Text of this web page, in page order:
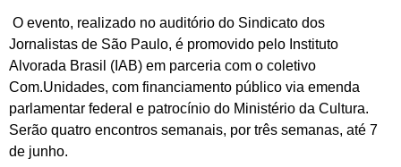
O evento, realizado no auditório do Sindicato dos
Jornalistas de São Paulo, é promovido pelo Instituto
Alvorada Brasil (IAB) em parceria com o coletivo
Com.Unidades, com financiamento público via emenda
parlamentar federal e patrocínio do Ministério da Cultura.
Serão quatro encontros semanais, por três semanas, até 7
de junho.